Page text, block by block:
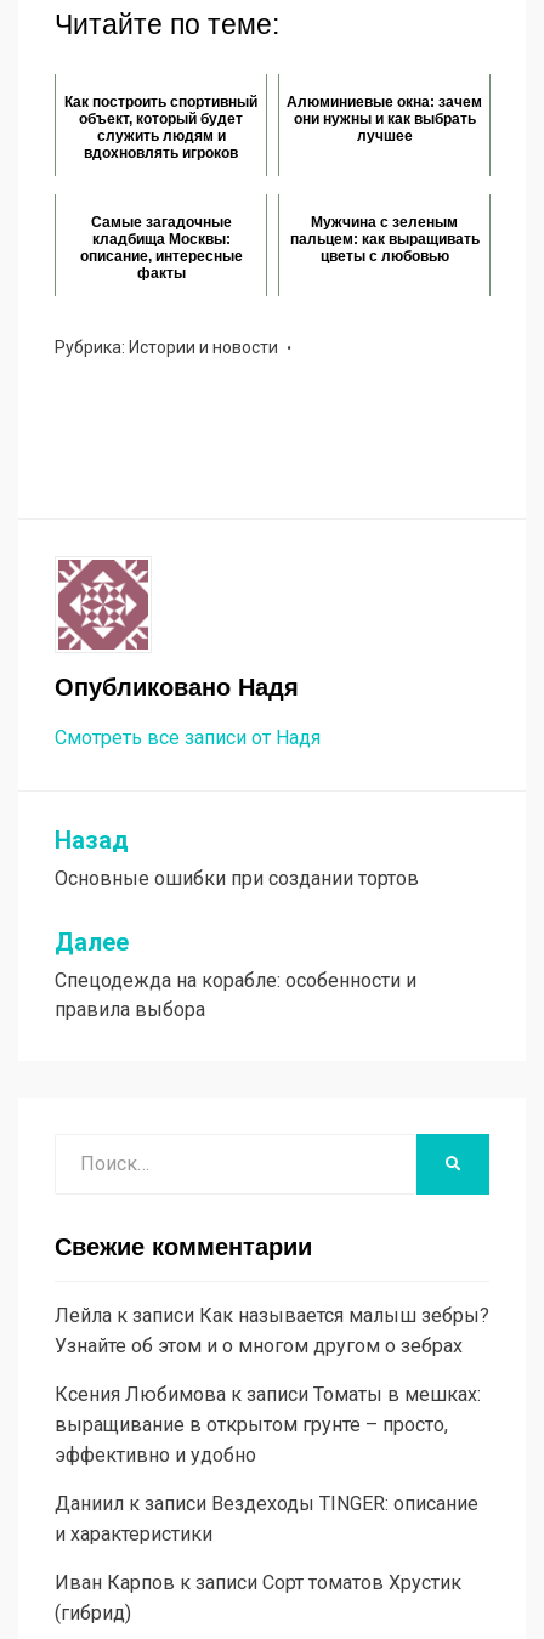
Читайте по теме:
Как построить спортивный
объект, который будет
служить людям и
вдохновлять игроков
Алюминиевые окна: зачем
они нужны и как выбрать
лучшее
Самые загадочные
кладбища Москвы:
описание, интересные
факты
Мужчина с зеленым
пальцем: как выращивать
цветы с любовью
Рубрика: Истории и новости
Опубликовано Надя
Смотреть все записи от Надя
Навигация
по
записям
Назад
Основные ошибки при создании тортов
Далее
Спецодежда на корабле: особенности и
правила выбора
Свежие комментарии
Лейла к записи Как называется малыш зебры?
Узнайте об этом и о многом другом о зебрах
Ксения Любимова к записи Томаты в мешках:
выращивание в открытом грунте – просто,
эффективно и удобно
Даниил к записи Вездеходы TINGER: описание
и характеристики
Иван Карпов к записи Сорт томатов Хрустик
(гибрид)